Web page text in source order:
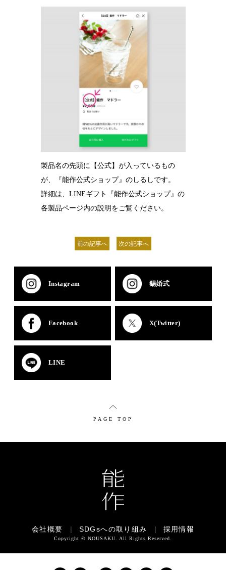
製品名の先頭に【公式】が入っているもの
が、『能作公式ショップ』のしるしです。
詳細は、LINEギフト『能作公式ショップ』の
各製品ページ内の説明をご覧ください。
前の記事へ 次の記事へ
Instagram 錫婚式
Facebook X(Twitter)
LINE
PAGE TOP
会社概要 | SDGsへの取り組み | 採用情報
Copyright © NOUSAKU. All Rights Reserved.